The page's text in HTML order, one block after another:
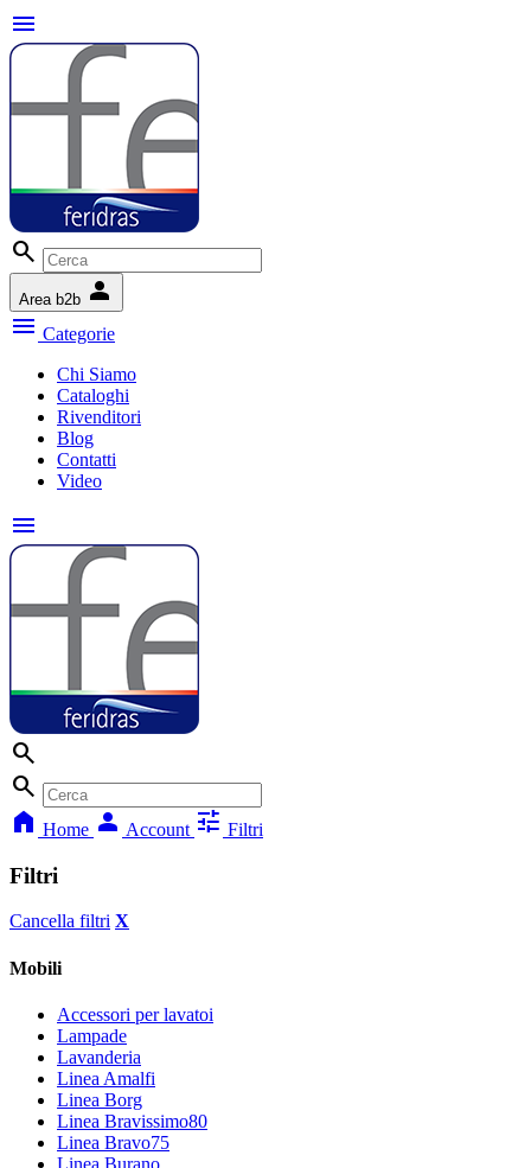
menu
search
Area b2b person
menu Categorie
Chi Siamo
Cataloghi
Rivenditori
Blog
Contatti
Video
menu
search
search
home Home person Account tune Filtri
Filtri
Cancella filtri X
Mobili
Accessori per lavatoi
Lampade
Lavanderia
Linea Amalfi
Linea Borg
Linea Bravissimo80
Linea Bravo75
Linea Burano